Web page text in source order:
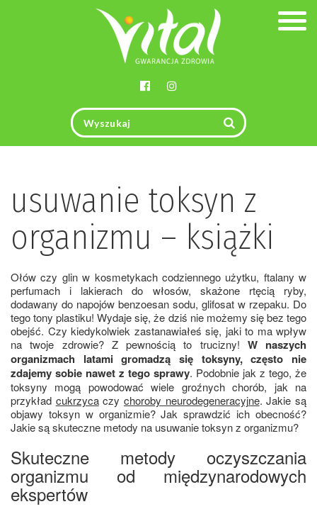
usuwanie toksyn z
organizmu – książki
Ołów czy glin w kosmetykach codziennego użytku, ftalany w
perfumach i lakierach do włosów, skażone rtęcią ryby,
dodawany do napojów benzoesan sodu, glifosat w rzepaku. Do
tego tony plastiku! Wydaje się, że dziś nie możemy się bez tego
obejść. Czy kiedykolwiek zastanawiałeś się, jaki to ma wpływ
na twoje zdrowie? Z pewnością to trucizny! W naszych
organizmach latami gromadzą się toksyny, często nie
zdajemy sobie nawet z tego sprawy. Podobnie jak z tego, że
toksyny mogą powodować wiele groźnych chorób, jak na
przykład cukrzycaczychoroby neurodegeneracyjne. Jakie są
objawy toksyn w organizmie? Jak sprawdzić ich obecność?
Jakie są skuteczne metody na usuwanie toksyn z organizmu?
Skuteczne metody oczyszczania
organizmu od międzynarodowych
ekspertów